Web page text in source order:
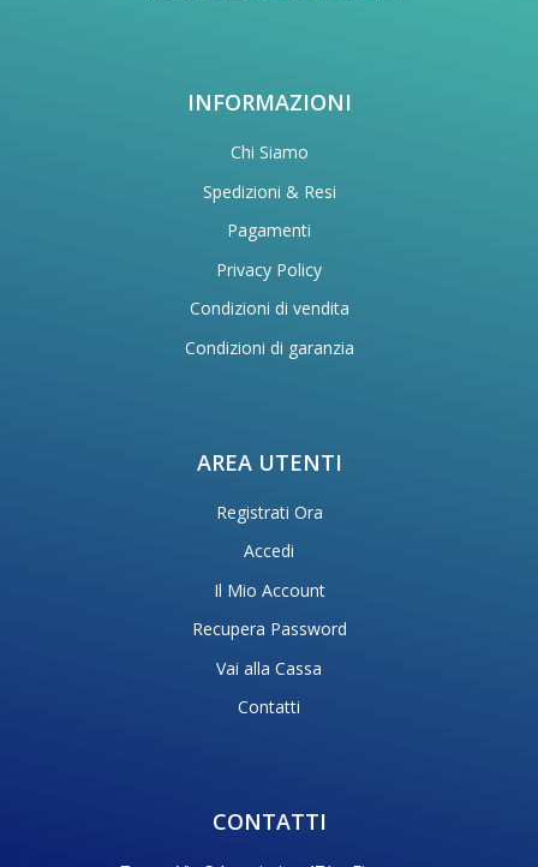
INFORMAZIONI
Chi Siamo
Spedizioni & Resi
Pagamenti
Privacy Policy
Condizioni di vendita
Condizioni di garanzia
AREA UTENTI
Registrati Ora
Accedi
Il Mio Account
Recupera Password
Vai alla Cassa
Contatti
CONTATTI